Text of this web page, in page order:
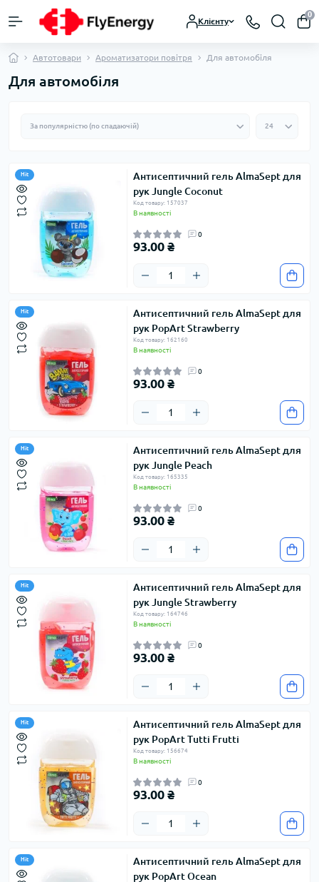
Клієнту
0
Автотовари Ароматизатори повітря Для автомобіля
Для автомобіля
Hit
Антисептичний гель AlmaSept для
рук Jungle Coconut
Код товару: 157037
В наявності
0
93.00 ₴
Hit
Антисептичний гель AlmaSept для
рук PopArt Strawberry
Код товару: 162160
В наявності
0
93.00 ₴
Hit
Антисептичний гель AlmaSept для
рук Jungle Peach
Код товару: 165335
В наявності
0
93.00 ₴
Hit
Антисептичний гель AlmaSept для
рук Jungle Strawberry
Код товару: 164746
В наявності
0
93.00 ₴
Hit
Антисептичний гель AlmaSept для
рук PopArt Tutti Frutti
Код товару: 156674
В наявності
0
93.00 ₴
Hit
Антисептичний гель AlmaSept для
рук PopArt Ocean